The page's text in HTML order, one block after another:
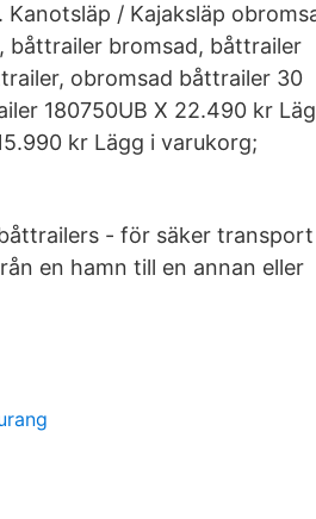
/ Kajaksläp
båttrailer bromsad, båttrailer
obromsad båttrailer 30
180750UB X 22.490 kr
kr Lägg i varukorg;
- för säker transport
en hamn till en annan eller